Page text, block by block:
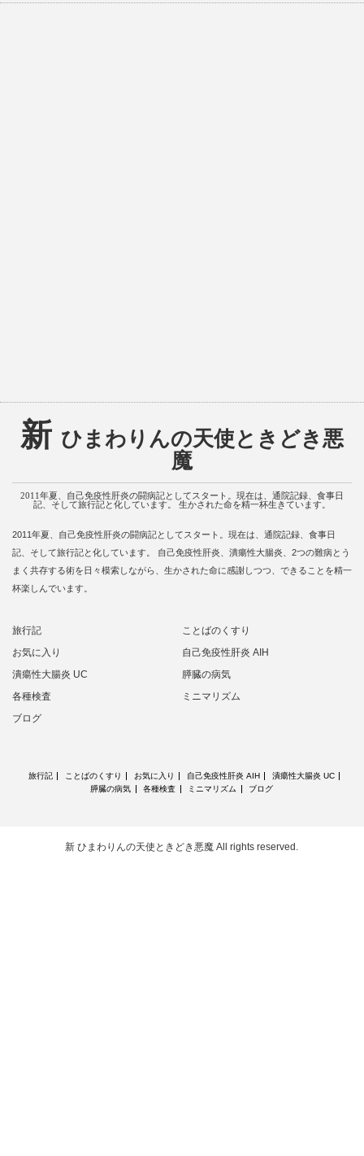
新 ひまわりんの天使ときどき悪
魔
2011年夏、自己免疫性肝炎の闘病記としてスタート。現在は、通院記録、食事日
記、そして旅行記と化しています。 生かされた命を精一杯生きています。
2011年夏、自己免疫性肝炎の闘病記としてスタート。現在は、通院記録、食事日
記、そして旅行記と化しています。 自己免疫性肝炎、潰瘍性大腸炎、2つの難病とう
まく共存する術を日々模索しながら、生かされた命に感謝しつつ、できることを精一
杯楽しんでいます。
旅行記
ことばのくすり
お気に入り
自己免疫性肝炎 AIH
潰瘍性大腸炎 UC
膵臓の病気
各種検査
ミニマリズム
ブログ
旅行記 ことばのくすり お気に入り 自己免疫性肝炎 AIH
潰瘍性大腸炎 UC
膵臓の病気
各種検査 ミニマリズム ブログ
新 ひまわりんの天使ときどき悪魔 All rights reserved.